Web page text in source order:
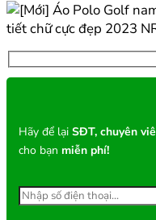
Hãy để lại SĐT, chuyên
cho bạn miễn phí!